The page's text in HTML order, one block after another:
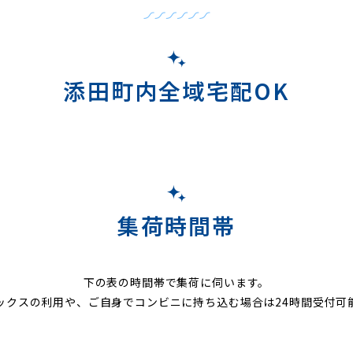
添田町内全域宅配OK
集荷時間帯
下の表の時間帯で集荷に伺います。
クスの利用や、ご自身でコンビニに持ち込む場合は24時間受付可